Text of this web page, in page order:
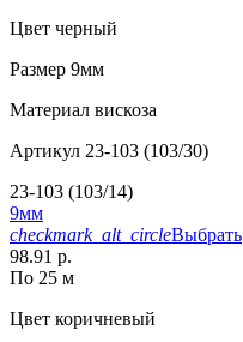
Цвет черный
Размер 9мм
Материал вискоза
Артикул 23-103 (103/30)
23-103 (103/14)
9мм
checkmark_alt_circleВыбрать
98.91 р.
По 25 м
Цвет коричневый